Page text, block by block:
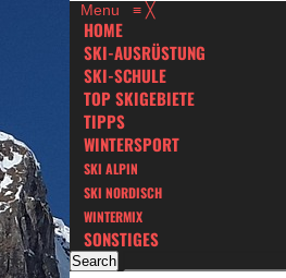
Menu ≡ ╳
HOME
SKI-AUSRÜSTUNG
SKI-SCHULE
TOP SKIGEBIETE
TIPPS
WINTERSPORT
SKI ALPIN
SKI NORDISCH
WINTERMIX
SONSTIGES